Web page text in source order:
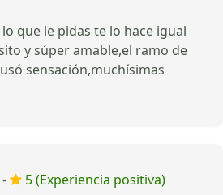
que le pidas te lo hace igual
y súper amable,el ramo de
sensación,muchísimas
5 (Experiencia positiva)